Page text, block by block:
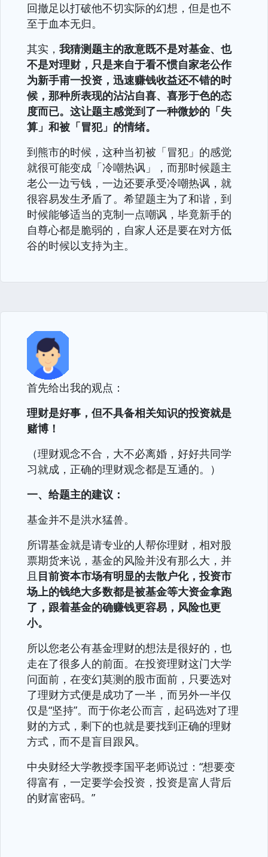
回撤足以打破他不切实际的幻想，但是也不
至于血本无归。
其实， 我猜测题主的敌意既不是对基金、也
不是对理财，只是来自于看不惯自家老公作
为新手甫一投资，迅速赚钱收益还不错的时
候，那种所表现的沾沾自喜、喜形于色的态
度而已。这让题主感觉到了一种微妙的「失
算」和被「冒犯」的情绪。
到熊市的时候，这种当初被「冒犯」的感觉
就很可能变成「冷嘲热讽」，而那时候题主
老公一边亏钱，一边还要承受冷嘲热讽，就
很容易发生矛盾了。希望题主为了和谐，到
时候能够适当的克制一点嘲讽，毕竟新手的
自尊心都是脆弱的，自家人还是要在对方低
谷的时候以支持为主。
首先给出我的观点：
理财是好事，但不具备相关知识的投资就是
赌博！
（理财观念不合，大不必离婚，好好共同学
习就成，正确的理财观念都是互通的。）
一、给题主的建议：
基金并不是洪水猛兽。
所谓基金就是请专业的人帮你理财，相对股
票期货来说，基金的风险并没有那么大，并
且 目前资本市场有明显的去散户化，投资市
场上的钱绝大多数都是被基金等大资金拿跑
了，跟着基金的确赚钱更容易，风险也更
小。
所以您老公有基金理财的想法是很好的，也
走在了很多人的前面。在投资理财这门大学
问面前，在变幻莫测的股市面前，只要选对
了理财方式便是成功了一半，而另外一半仅
仅是“坚持”。而于你老公而言，起码选对了理
财的方式，剩下的也就是要找到正确的理财
方式，而不是盲目跟风。
中央财经大学教授李国平老师说过：“想要变
得富有，一定要学会投资，投资是富人背后
的财富密码。”